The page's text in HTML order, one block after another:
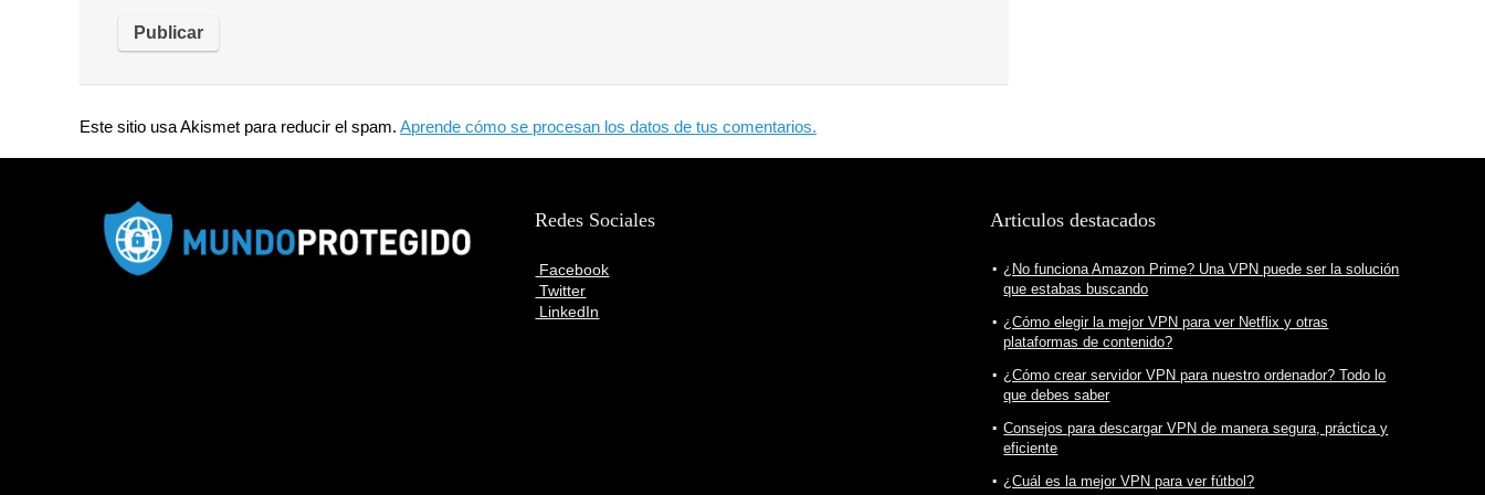
Este sitio usa Akismet para reducir el spam. Aprende cómo se procesan los datos de tus comentarios.
Redes Sociales
Facebook
Twitter
LinkedIn
Articulos destacados
¿No funciona Amazon Prime? Una VPN puede ser la solución
que estabas buscando
¿Cómo elegir la mejor VPN para ver Netflix y otras
plataformas de contenido?
¿Cómo crear servidor VPN para nuestro ordenador? Todo lo
que debes saber
Consejos para descargar VPN de manera segura, práctica y
eficiente
¿Cuál es la mejor VPN para ver fútbol?